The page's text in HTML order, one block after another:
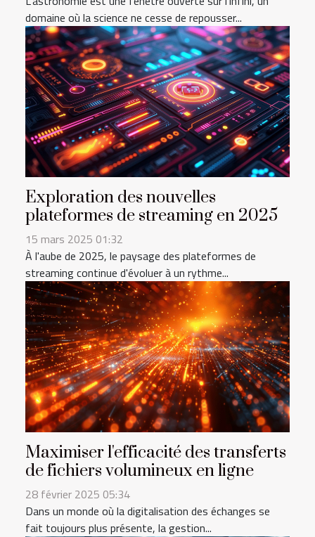
domaine où la science ne cesse de repousser...
Exploration des nouvelles
plateformes de streaming en 2025
15 mars 2025 01:32
À l'aube de 2025, le paysage des plateformes de
streaming continue d'évoluer à un rythme...
Maximiser l'efficacité des transferts
de fichiers volumineux en ligne
28 février 2025 05:34
Dans un monde où la digitalisation des échanges se
fait toujours plus présente, la gestion...